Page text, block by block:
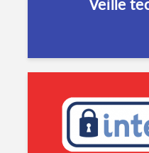
Veille